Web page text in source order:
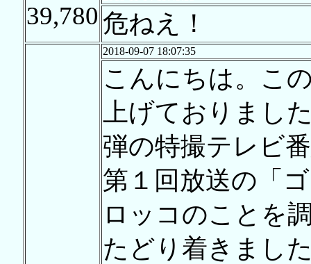
39,780危ねえ！
2018-09-07 18:07:35
こんにちは。こ
上げておりまし
弾の特撮テレビ
第１回放送の「
ロッコのことを
たどり着きまし